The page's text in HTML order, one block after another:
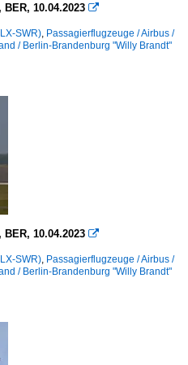
10.04.2023 
SWR) Passagierflugzeuge / Airbus /
/ Berlin-Brandenburg "Willy Brandt"
10.04.2023 
SWR) Passagierflugzeuge / Airbus /
/ Berlin-Brandenburg "Willy Brandt"